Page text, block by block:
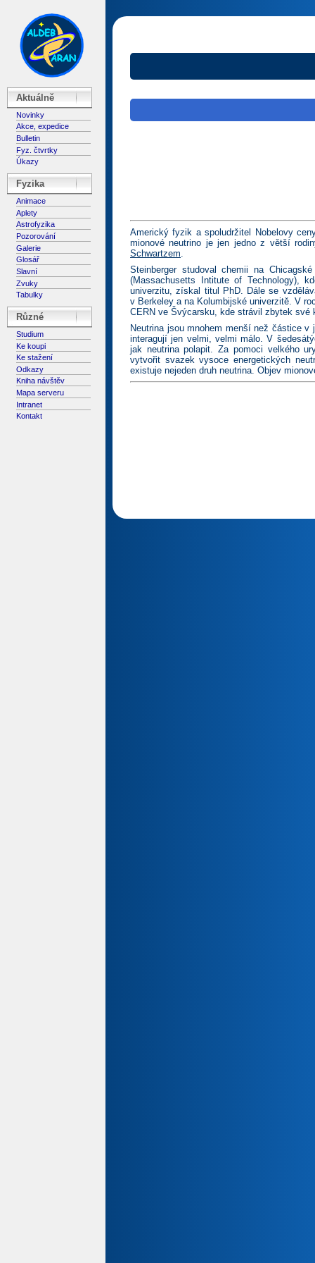
Aktuálně
Novinky
Akce, expedice
Bulletin
Fyz. čtvrtky
Úkazy
Fyzika
Animace
Aplety
Astrofyzika
Pozorování
Galerie
Glosář
Slavní
Zvuky
Tabulky
Různé
Studium
Ke koupi
Ke stažení
Odkazy
Kniha návštěv
Mapa serveru
Intranet
Kontakt
Americký fyzik a spoludržitel Nobelovy
mionové neutrino je jen jedno z větší
Schwartzem
Steinberger studoval chemii na
(Massachusetts Intitute of Technology),
univerzitu, získal titul PhD. Dále se
v Berkeley a na Kolumbijské univerzitě. V
CERN ve Švýcarsku, kde strávil zbytek své
Neutrina jsou mnohem menší než částice
interagují jen velmi, velmi málo. V
jak neutrina polapit. Za pomoci velkého
vytvořit svazek vysoce energetických
existuje nejeden druh neutrina. Objev